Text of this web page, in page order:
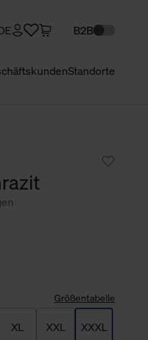
Standorte
B2B
Größentabelle
XL XXL XXXL